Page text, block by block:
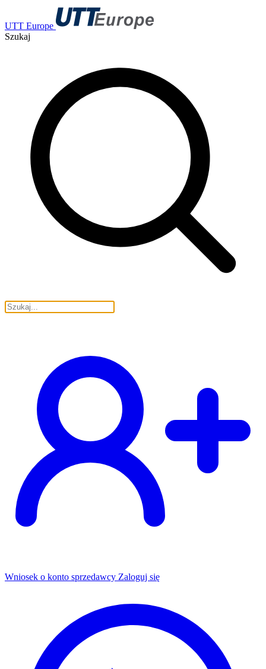
UTT Europe
Szukaj
Wniosek o konto sprzedawcy Zaloguj się